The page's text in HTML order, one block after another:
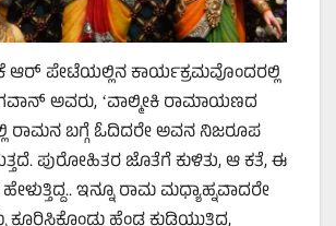
ಆರ್ ಪೇಟೆಯಲ್ಲಿನ ಕಾರ್ಯಕ್ರಮವೊಂದರಲ್ಲಿ
ಅವರು, ‌ʻವಾಲ್ಮೀಕಿ ರಾಮಾಯಣದ
ರಾಮನ ಬಗ್ಗೆ ಓದಿದರೇ ಅವನ ನಿಜರೂಪ
ಪುರೋಹಿತರ ಜೊತೆಗೆ ಕುಳಿತು, ಆ ಕತೆ, ಈ
ಇನ್ನೂ ರಾಮ ಮಧ್ಯಾಹ್ನವಾದರೇ